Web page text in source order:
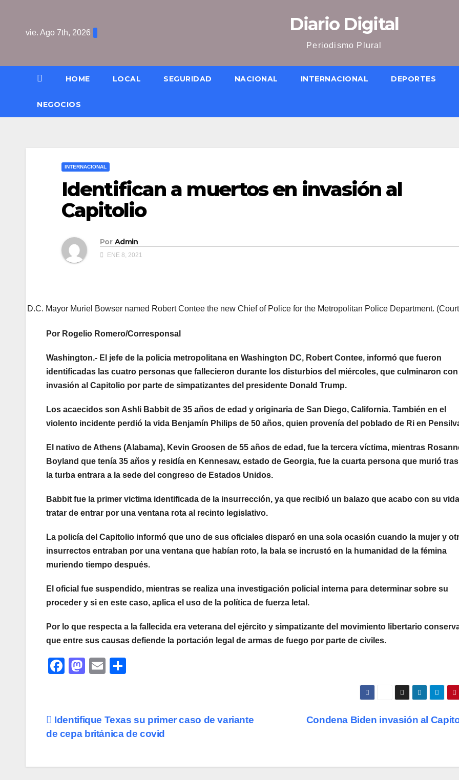
contenido
vie. Ago 7th, 2026 Diario Digital
Periodismo Plural
HOME LOCAL SEGURIDAD NACIONAL INTERNACIONAL DEPORTES
NEGOCIOS
INTERNACIONAL
Identifican a muertos en invasión al
Capitolio
Por Admin
ENE 8, 2021
D.C. Mayor Muriel Bowser named Robert Contee the new Chief of Police for the Metropolitan Police Department.
Por Rogelio Romero/Corresponsal
Washington.- El jefe de la policia metropolitana en Washington DC, Robert Contee, informó que fueron
identificadas las cuatro personas que fallecieron durante los disturbios del miércoles, que culminaron con
invasión al Capitolio por parte de simpatizantes del presidente Donald Trump.
Los acaecidos son Ashli Babbit de 35 años de edad y originaria de San Diego, California. También en el
violento incidente perdió la vida Benjamín Philips de 50 años, quien provenía del poblado de Ri en
El nativo de Athens (Alabama), Kevin Groosen de 55 años de edad, fue la tercera víctima, mientras
Boyland que tenía 35 años y residía en Kennesaw, estado de Georgia, fue la cuarta persona que murió
la turba entrara a la sede del congreso de Estados Unidos.
Babbit fue la primer victima identificada de la insurrección, ya que recibió un balazo que acabo con su
tratar de entrar por una ventana rota al recinto legislativo.
La policía del Capitolio informó que uno de sus oficiales disparó en una sola ocasión cuando la mujer y
insurrectos entraban por una ventana que habían roto, la bala se incrustó en la humanidad de la fémina
muriendo tiempo después.
El oficial fue suspendido, mientras se realiza una investigación policial interna para determinar sobre su
proceder y si en este caso, aplica el uso de la política de fuerza letal.
Por lo que respecta a la fallecida era veterana del ejército y simpatizante del movimiento libertario
que entre sus causas defiende la portación legal de armas de fuego por parte de civiles.
F
e
b
o
M
o
d
n
E
p
ar
Navegación
entradas
Condena Biden invasión al
Identifique Texas su primer caso de variante
de cepa británica de covid